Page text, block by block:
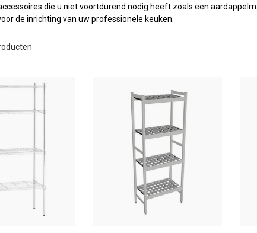
die u niet voortdurend nodig heeft zoals een
de inrichting van uw professionele keuken.